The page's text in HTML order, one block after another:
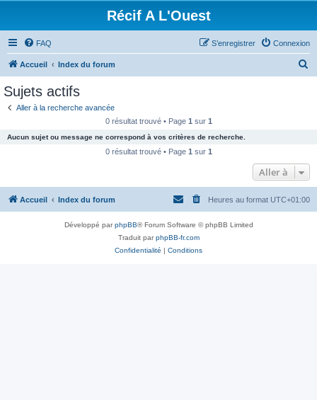
Récif A L'Ouest
FAQ Connexion
S’enregistrer
Accueil Index du forum
c
e
Sujets actifs
Aller à la recherche avancée
0 résultat trouvé • Page 1 sur 1
Aucun sujet ou message ne correspond à vos critères de recherche.
0 résultat trouvé • Page 1 sur 1
Aller à
Accueil Index du forum Heures au format UTC+01:00
Développé parphpBB® Forum Software © phpBB Limited
Traduit parphpBB-fr.com
Confidentialité | Conditions